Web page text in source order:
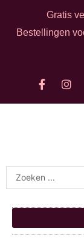
Ga naar de inhoud
Gratis
Bestellingen
F
a
-
f
I
n
m
Search ...